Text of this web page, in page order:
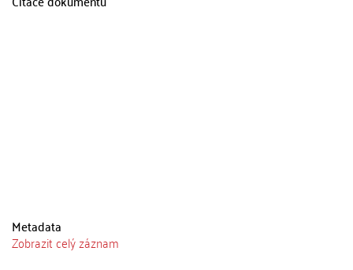
Metadata
Zobrazit celý záznam